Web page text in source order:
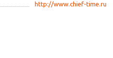
http://www.chief-time.ru